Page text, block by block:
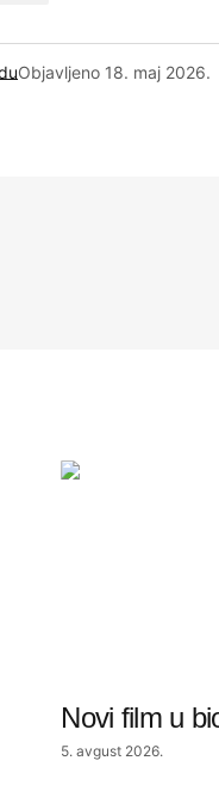
Objavljeno 18. maj 2026.
Novi film u
5. avgust 2026.